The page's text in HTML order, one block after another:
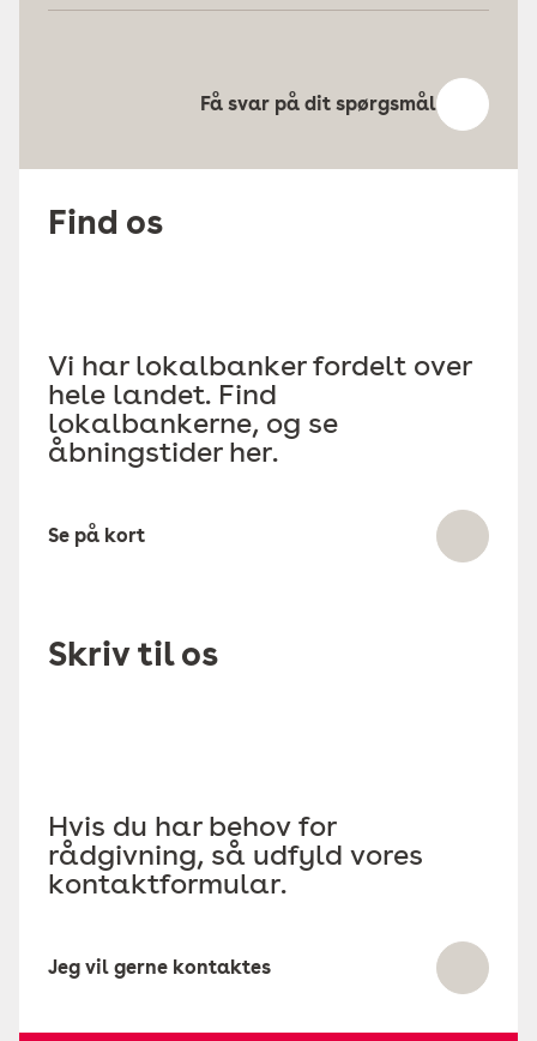
Få svar på dit spørgsmål
Find os
Vi har lokalbanker fordelt over
hele landet. Find
lokalbankerne, og se
åbningstider her.
Se på kort
Skriv til os
Hvis du har behov for
rådgivning, så udfyld vores
kontaktformular.
Jeg vil gerne kontaktes